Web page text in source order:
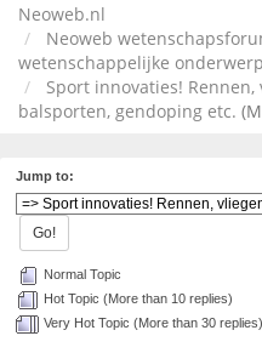
Neoweb.nl
Neoweb
wetenschappelijke
Sport innovaties!
balsporten, gendoping etc.
Jump to:
Normal Topic
Hot Topic (More than 10 replies)
Very Hot Topic (More than 30 replies)